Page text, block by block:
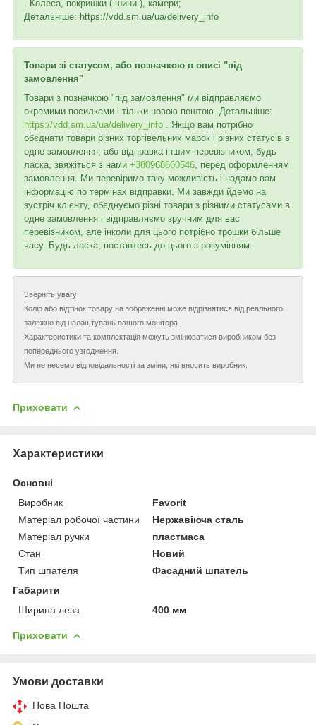
- Колеса, покришки ( шини ), камери;
Детальніше: https://vdd.sm.ua/ua/delivery_info
Товари зі статусом, або позначкою в описі "під
замовлення"
Товари з позначкою "під замовлення" ми відправляємо
окремими посилками і тільки новою поштою. Детальніше:
https://vdd.sm.ua/ua/delivery_info . Якщо вам потрібно
обєднати товари різних торгівельних марок і різних статусів в
одне замовлення, або відправка іншим перевізником, будь
ласка, звяжіться з нами +380968660546 , перед оформленням
замовлення. Ми перевіримо таку можливість і надамо вам
інформацію по термінах відправки. Ми завжди йдемо на
зустріч клієнту, обєднуємо різні товари з різними статусами в
одне замовлення і відправляємо зручним для вас
перевізником, але інколи для цього потрібно трошки більше
часу. Будь ласка, поставтесь до цього з розумінням.
Зверніть увагу!
Колір або відтінок товару на зображенні може відрізнятися від реального
залежно від налаштувань вашого монітора.
Характеристики та комплектація можуть змінюватися виробником без
попереднього узгодження.
Ми не несемо відповідальності за зміни, які вносить виробник.
Приховати
Характеристики
Основні
Виробник
Favorit
Матеріал робочої частини
Нержавіюча сталь
Матеріал ручки
пластмаса
Стан
Новий
Тип шпателя
Фасадний шпатель
Габарити
Ширина леза
400 мм
Приховати
Умови доставки
Нова Пошта